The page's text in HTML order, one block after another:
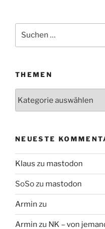
Suchen
THEMEN
NEUESTE
Klaus zu mastodon
SoSozu mastodon
Armin zu
Armin zu NK – von